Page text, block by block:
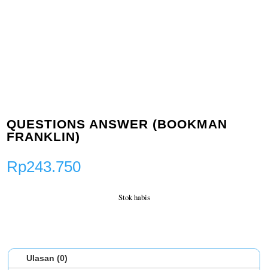
QUESTIONS ANSWER (BOOKMAN
FRANKLIN)
Rp243.750
Stok habis
Ulasan (0)